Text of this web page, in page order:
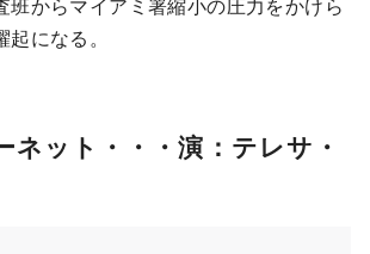
班からマイアミ署縮小の圧力をかけら
になる。
ネット・・・演：テレサ・